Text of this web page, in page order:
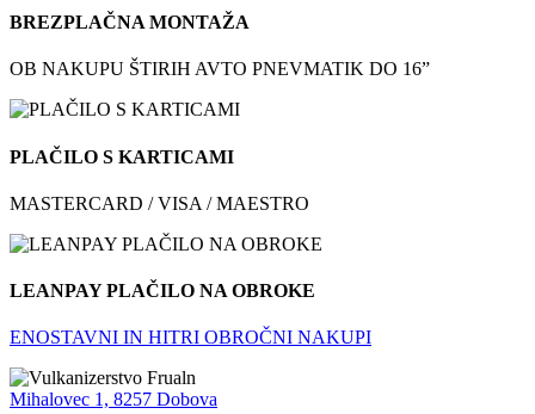
BREZPLAČNA MONTAŽA
OB NAKUPU ŠTIRIH AVTO PNEVMATIK DO 16”
PLAČILO S KARTICAMI
MASTERCARD / VISA / MAESTRO
LEANPAY PLAČILO NA OBROKE
ENOSTAVNI IN HITRI OBROČNI NAKUPI
Mihalovec 1, 8257 Dobova